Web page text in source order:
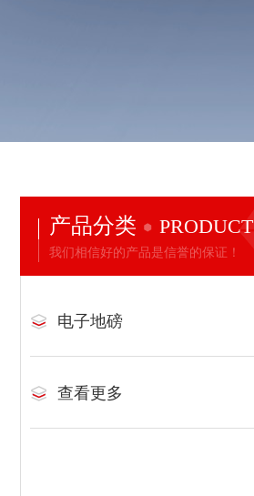
产品分类 PRODUCT
我们相信好的产品是信誉的保证！
电子地磅
查看更多